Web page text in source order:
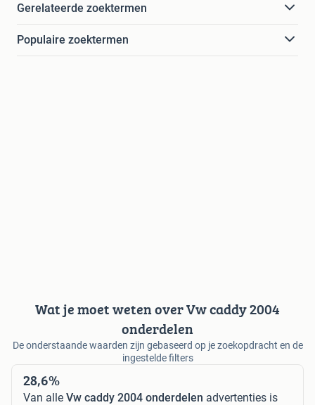
Gerelateerde zoektermen
Populaire zoektermen
Wat je moet weten over Vw caddy 2004
onderdelen
De onderstaande waarden zijn gebaseerd op je zoekopdracht en de
ingestelde filters
28,6%
Van alle Vw caddy 2004 onderdelen advertenties is